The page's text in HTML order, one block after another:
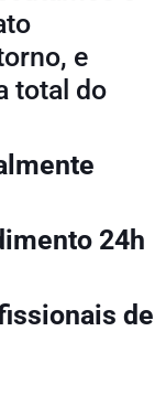
e
total do
24h
de